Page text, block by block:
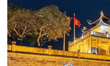
xã hội và du lịch”; đồng thời,
triển kinh tế di sản”.